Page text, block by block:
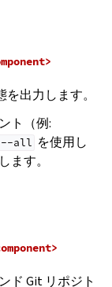
出力します。
ト（例:
--all を使用し
ます。
ド Git リポジト